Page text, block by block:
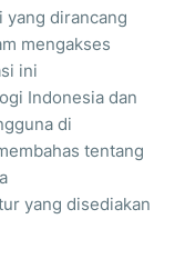
yang dirancang
mengakses
ini
Indonesia dan
di
tentang
yang disediakan